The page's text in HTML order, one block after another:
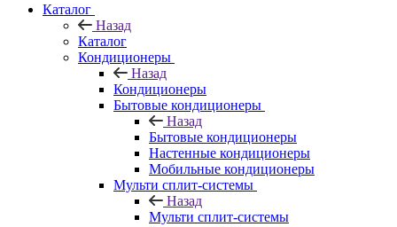
Каталог
Назад
Каталог
Кондиционеры
Назад
Кондиционеры
Бытовые кондиционеры
Назад
Бытовые кондиционеры
Настенные кондиционеры
Мобильные кондиционеры
Мульти сплит-системы
Назад
Мульти сплит-системы